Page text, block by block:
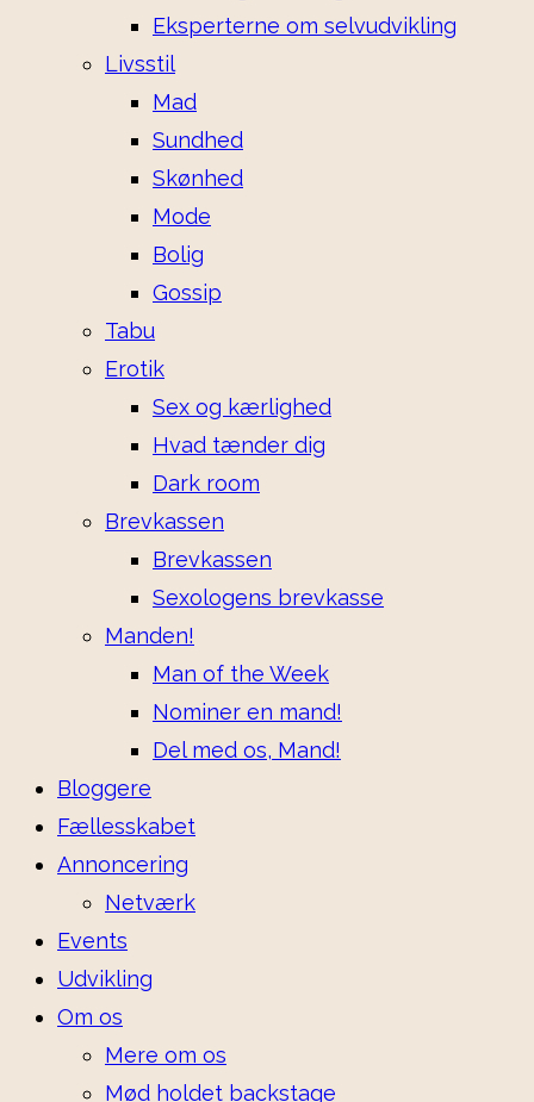
Eksperterne om selvudvikling
Livsstil
Mad
Sundhed
Skønhed
Mode
Bolig
Gossip
Tabu
Erotik
Sex og kærlighed
Hvad tænder dig
Dark room
Brevkassen
Brevkassen
Sexologens brevkasse
Manden!
Man of the Week
Nominer en mand!
Del med os, Mand!
Bloggere
Fællesskabet
Annoncering
Netværk
Events
Udvikling
Om os
Mere om os
Mød holdet backstage